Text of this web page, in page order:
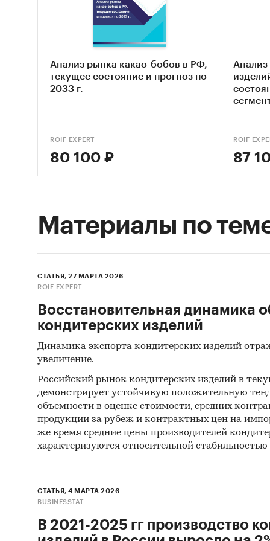
База
Базы
Базы
Анализ рынка какао-бобов в РФ,
текущее состояние и прогноз по
2033 г.
ROIF EXPERT
80 100 ₽
ROIF
87
Материалы по
СТАТЬЯ, 27 МАРТА 2026
ROIF EXPERT
Восстановительная динамика
кондитерских изделий
Динамика экспорта кондитерских изделий
увеличение.
Российский рынок кондитерских изделий в
демонстрирует устойчивую положительную
объемности в оценке стоимости, средних
продукции за рубеж и контрактных цен на
же время средние цены производителей
характеризуются относительной стабильностью
СТАТЬЯ, 4 МАРТА 2026
BUSINESSTAT
В 2021-2025 гг производство